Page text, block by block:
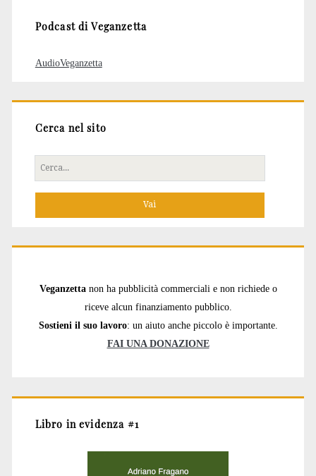
Podcast di Veganzetta
AudioVeganzetta
Cerca nel sito
Cerca
per:
Veganzetta non ha pubblicità commerciali e non richiede o
riceve alcun finanziamento pubblico.
Sostieni il suo lavoro: un aiuto anche piccolo è importante.
FAI UNA DONAZIONE
Libro in evidenza #1